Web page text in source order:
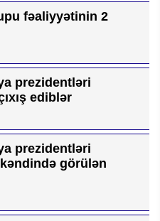
fəaliyyətinin 2
prezidentləri
ediblər
prezidentləri
görülən